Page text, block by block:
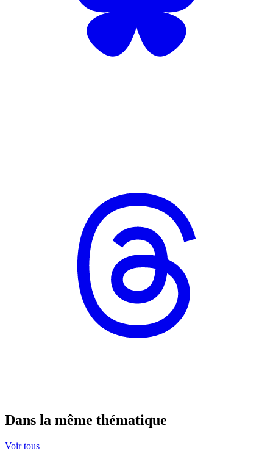
Dans la même thématique
Voir tous